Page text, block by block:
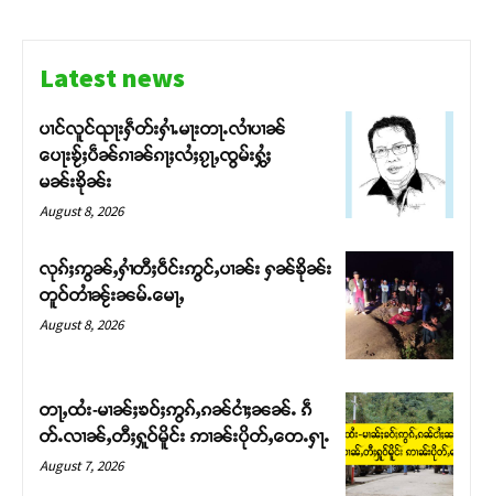
Latest news
ပၢင်လူင်ၺႃးႁဵတ်းႁၢႆႉမႃးတႃႉလၢႆပၢၼ် ​​
ပေႃးၶႂ်ႈပဵၼ်ၵၢၼ်ၵႃႈလႆႈၵႂႃႇၸွမ်းႁွႆႈ
မၼ်းၶိုၼ်း
August 8, 2026
လုၵ်ႈဢွၼ်ႇႁၢႆတီႈဝဵင်းဢွင်ႇပၢၼ်း ႁၼ်ၶိုၼ်း
တူဝ်တၢႆၼႂ်းၼမ်ႉမေႃႇ
August 8, 2026
တႃႇထႆး-မၢၼ်ႈၶဝ်ႈဢွၵ်ႇၵၼ်ငၢႆႈၼၼ်ႉ ၵဵ
တ်ႉလၢၼ်ႇတီႈႁူဝ်မိူင်း ဢၢၼ်းပိုတ်ႇတေႉႁႃႉ
August 7, 2026